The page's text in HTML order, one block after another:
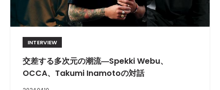
INTERVIEW
交差する多次元の潮流―Spekki Webu、
OCCA、Takumi Inamotoの対話